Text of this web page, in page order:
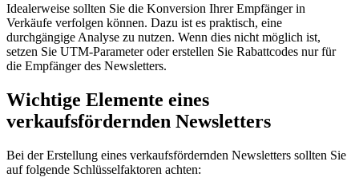
Idealerweise sollten Sie die Konversion Ihrer Empfänger in
Verkäufe verfolgen können. Dazu ist es praktisch, eine
durchgängige Analyse zu nutzen. Wenn dies nicht möglich ist,
setzen Sie UTM-Parameter oder erstellen Sie Rabattcodes nur für
die Empfänger des Newsletters.
Wichtige Elemente eines
verkaufsfördernden Newsletters
Bei der Erstellung eines verkaufsfördernden Newsletters sollten Sie
auf folgende Schlüsselfaktoren achten: